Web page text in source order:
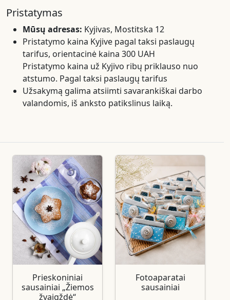
Pristatymas
Mūsų adresas: Kyjivas, Mostitska 12
Pristatymo kaina Kyjive pagal taksi paslaugų
tarifus, orientacinė kaina 300 UAH
Pristatymo kaina už Kyjivo ribų priklauso nuo
atstumo. Pagal taksi paslaugų tarifus
Užsakymą galima atsiimti savarankiškai darbo
valandomis, iš anksto patikslinus laiką.
Prieskoniniai
sausainiai „Žiemos
žvaigždė“
Fotoaparatai
sausainiai